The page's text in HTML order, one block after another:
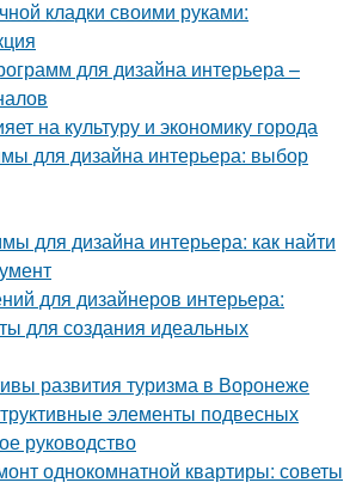
кладки своими руками:
для дизайна интерьера –
на культуру и экономику города
для дизайна интерьера: выбор
для дизайна интерьера: как найти
для дизайнеров интерьера:
для создания идеальных
развития туризма в Воронеже
элементы подвесных
руководство
однокомнатной квартиры: советы